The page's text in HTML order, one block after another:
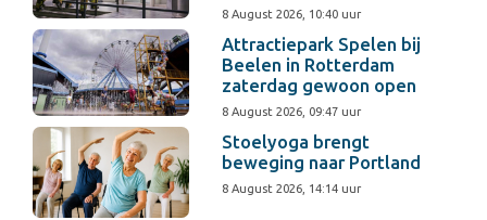
8 August 2026, 10:40 uur
Attractiepark Spelen bij
Beelen in Rotterdam
zaterdag gewoon open
8 August 2026, 09:47 uur
Stoelyoga brengt
beweging naar Portland
8 August 2026, 14:14 uur